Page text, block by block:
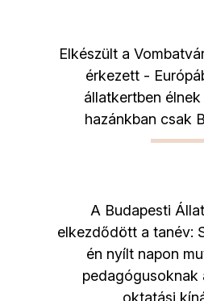
Elkészült a
érkezett -
állatkertben
hazánkban csak
A Budapesti
elkezdődött a tanév:
én nyílt napon
pedagógusoknak
oktatási